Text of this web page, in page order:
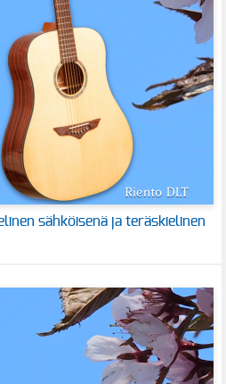
sähköisenä ja teräskielinen